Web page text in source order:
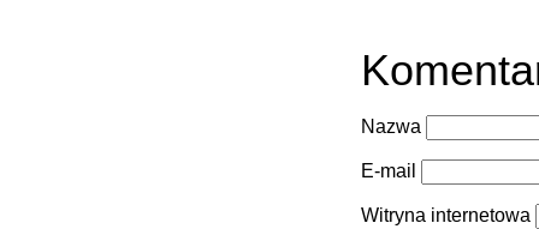
Nazwa
E-mail
Witryna internetowa